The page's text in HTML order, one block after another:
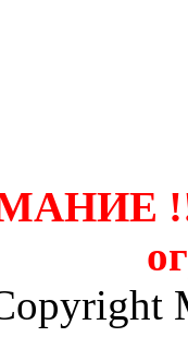
!!!!